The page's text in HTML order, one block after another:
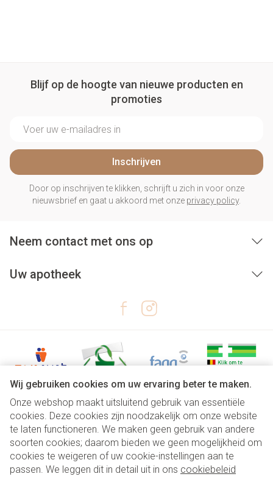
Wij gebruiken cookies om uw ervaring beter te maken.
Onze webshop maakt uitsluitend gebruik van essentiële
cookies. Deze cookies zijn noodzakelijk om onze website
te laten functioneren. We maken geen gebruik van andere
soorten cookies; daarom bieden we geen mogelijkheid om
cookies te weigeren of uw cookie-instellingen aan te
passen. We leggen dit in detail uit in ons cookiebeleid
Blijf op de hoogte van nieuwe producten en
promoties
Inschrijven
Door op inschrijven te klikken, schrijft u zich in voor onze
nieuwsbrief en gaat u akkoord met onze privacy policy.
Neem contact met ons op
Uw apotheek
Juridische links